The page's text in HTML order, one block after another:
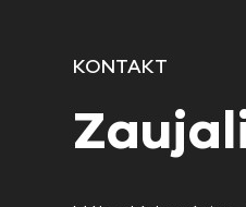
KONTAKT